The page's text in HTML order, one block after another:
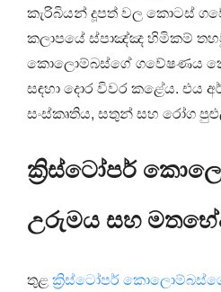
කැරිබියන් දූපත් වල කොටස්
කලාපයේ ස්පාඤ්ඤ හිමිකම්
කොලොම්බස්ගේ ගවේෂණය
සඳහා දොර විවර කළේය. එය
සංස්කෘතිය, සතුන් සහ රෝග
ක්‍රිස්ටෝපර්
උරුමය සහ
තුළ ක්‍රිස්ටෝපර්